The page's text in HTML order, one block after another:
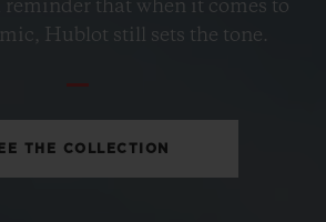
15,200 •
that when it comes to
Hublot still sets the tone.
THE COLLECTION